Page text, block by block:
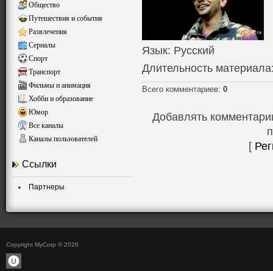
Общество
Путешествия и события
Развлечения
Сериалы
Спорт
Транспорт
Фильмы и анимация
Хобби и образование
Юмор
Все каналы
Каналы пользователей
Ссылки
Партнеры
Язык: Русский
Длительность материала
Всего комментариев: 0
Добавлять
[
Copyright MyCorp © 2026